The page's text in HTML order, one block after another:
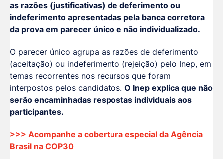
as razões (justificativas) de deferimento ou
indeferimento apresentadas pela banca corretora
da prova em parecer único e não individualizado.
O parecer único agrupa as razões de deferimento
(aceitação) ou indeferimento (rejeição) pelo Inep, em
temas recorrentes nos recursos que foram
interpostos pelos candidatos. O Inep explica que não
serão encaminhadas respostas individuais aos
participantes.
>>> Acompanhe a cobertura especial da Agência
Brasil na COP30